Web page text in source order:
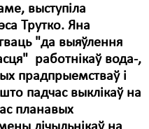
выступіла
Трутко. Яна
"да выяўлення
работнікаў вода-,
прадпрыемстваў і
падчас выклікаў на
планавых